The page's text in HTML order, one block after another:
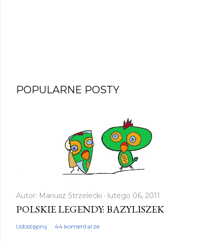
POPULARNE POSTY
Autor: Mariusz Strzelecki lutego 06, 2011
POLSKIE LEGENDY: BAZYLISZEK
Udostępnij 44 komentarze